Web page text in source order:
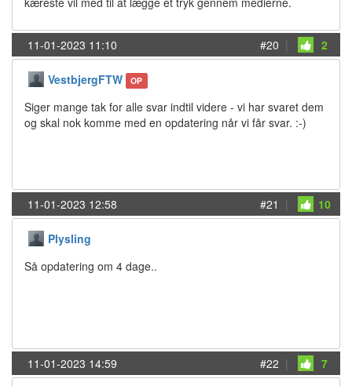
11-01-2023 11:10 #20 | 2
VestbjergFTW OP
Siger mange tak for alle svar indtil videre - vi har svaret dem
og skal nok komme med en opdatering når vi får svar. :-)
11-01-2023 12:58 #21 | 10
Plysling
Så opdatering om 4 dage..
11-01-2023 14:59 #22 | 7